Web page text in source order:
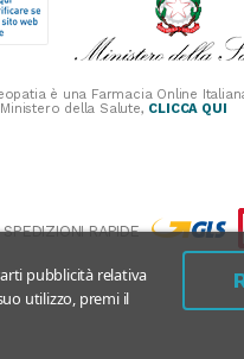
pubblicità relativa
utilizzo, premi il
è una Farmacia Online
della Salute, CLICCA QUI
SPEDIZIONI RAPIDE